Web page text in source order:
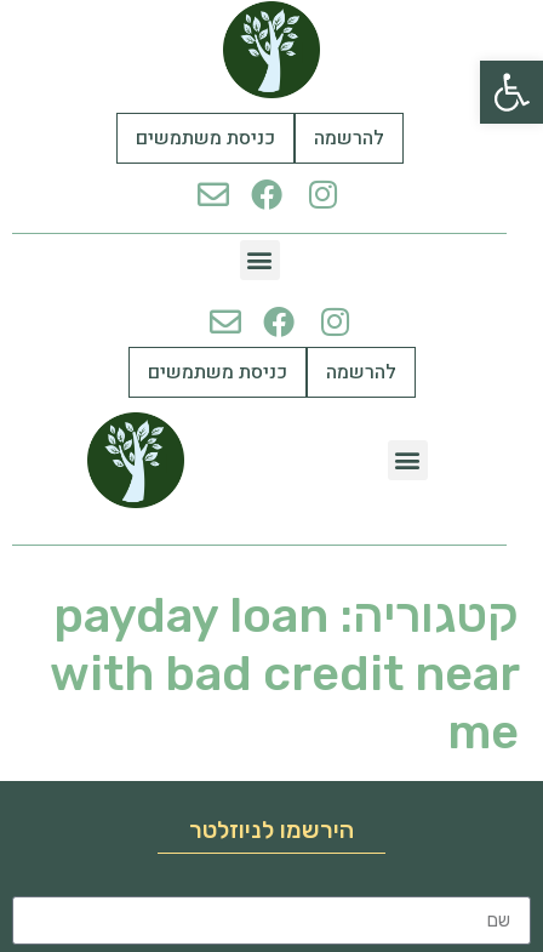
פתח סרגל נגישות
להרשמה כניסת משתמשים
להרשמה כניסת משתמשים
קטגוריה: payday loan
with bad credit near
me
הירשמו לניוזלטר